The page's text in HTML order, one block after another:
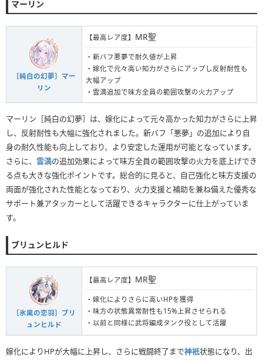
マーリン
［純白の幻夢］マー
リン
【最高レア度】 MR聖
・新バフ悪夢で耐久値が上昇
・嫁化で元々高い知力がさらにアップし反射耐性も
大幅アップ
・雲満追加で味方全員の範囲攻撃の火力アップ
マーリン［純白の幻夢］は、嫁化によって元々高かった知力がさらに上昇
し、反射耐性も大幅に強化されました。新バフ「悪夢」の追加により自
身の耐久性能も向上しており、より安定した運用が可能となっています。
さらに、 雲満の追加効果によって味方全員の範囲攻撃の火力を底上げでき
る点も大きな強化ポイントです。総合的に見ると、自己強化と味方支援の
両面が強化された性能となっており、火力支援と補助を兼ね備えた優秀な
サポート兼アタッカーとして活躍できるキャラクターに仕上がっていま
す。
ブリュンヒルド
［氷風の恋羽］ブリ
ュンヒルド
【最高レア度】 MR聖
・嫁化によりさらに高いHPを獲得
・味方の状態異常耐性も15%上昇させられる
・以前と同様に武将編成タンク役として活躍
嫁化によりHPが大幅に上昇し、さらに戦闘終了まで神衹状態になり、出